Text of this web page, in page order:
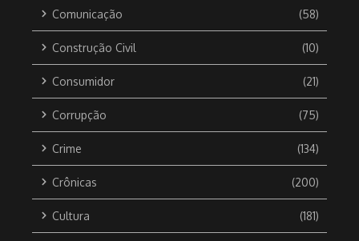
Comunicação (58)
Construção Civil (10)
Consumidor (21)
Corrupção (75)
Crime (134)
Crônicas (200)
Cultura (181)